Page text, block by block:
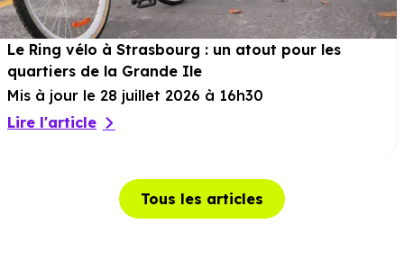
Le Ring vélo à Strasbourg : un atout pour les
quartiers de la Grande Ile
Mis à jour le 28 juillet 2026 à 16h30
Lire l'article
Tous les articles